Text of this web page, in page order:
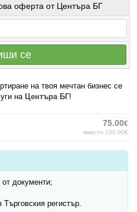
оферта от Центъра БГ
се
на твоя мечтан бизнес се
на Центъра БГ!
75.00€
вместо 100.00€
от документи;
регистър.